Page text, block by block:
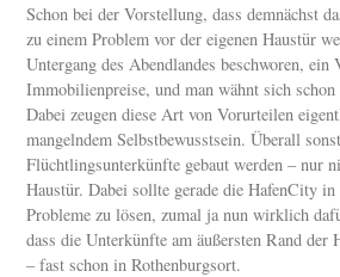
Schon bei der Vorstellung, dass demnächst
zu einem Problem vor der eigenen Haustür
Untergang des Abendlandes beschworen, ein
Immobilienpreise, und man wähnt sich
Dabei zeugen diese Art von Vorurteilen
mangelndem Selbstbewusstsein. Überall
Flüchtlingsunterkünfte gebaut werden – nur
Haustür. Dabei sollte gerade die HafenCity
Probleme zu lösen, zumal ja nun wirklich
dass die Unterkünfte am äußersten Rand der
– fast schon in Rothenburgsort.